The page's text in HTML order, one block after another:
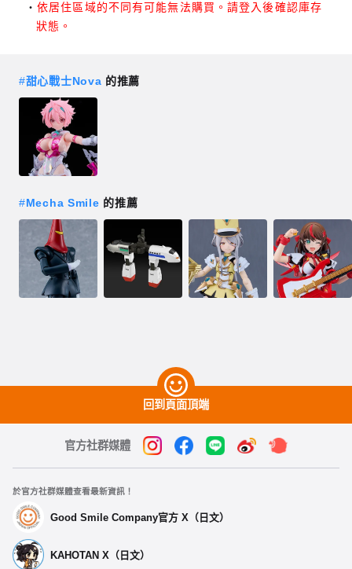
依居住區域的不同有可能無法購買。請登入後確認庫存
狀態。
#甜心戰士Nova 的推薦
#Mecha Smile 的推薦
回到頁面頂端
官方社群媒體
於官方社群媒體查看最新資訊！
Good Smile Company官方 X（日文）
KAHOTAN X（日文）